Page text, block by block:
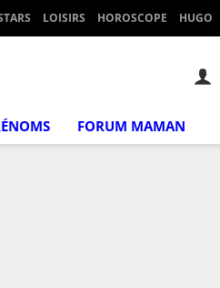
LOISIRS HOROSCOPE HUGO
FORUM MAMAN